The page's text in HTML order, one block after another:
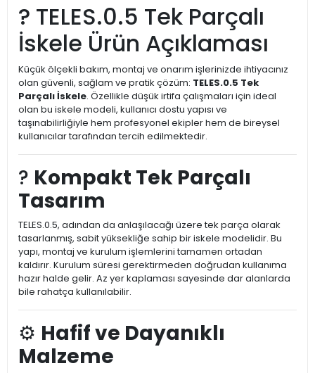
?️ TELES.0.5 Tek Parçalı
İskele Ürün Açıklaması
Küçük ölçekli bakım, montaj ve onarım işlerinizde ihtiyacınız
olan güvenli, sağlam ve pratik çözüm: TELES.0.5 Tek
Parçalı İskele. Özellikle düşük irtifa çalışmaları için ideal
olan bu iskele modeli, kullanıcı dostu yapısı ve
taşınabilirliğiyle hem profesyonel ekipler hem de bireysel
kullanıcılar tarafından tercih edilmektedir.
? Kompakt Tek Parçalı
Tasarım
TELES.0.5, adından da anlaşılacağı üzere tek parça olarak
tasarlanmış, sabit yüksekliğe sahip bir iskele modelidir. Bu
yapı, montaj ve kurulum işlemlerini tamamen ortadan
kaldırır. Kurulum süresi gerektirmeden doğrudan kullanıma
hazır halde gelir. Az yer kaplaması sayesinde dar alanlarda
bile rahatça kullanılabilir.
⚙️ Hafif ve Dayanıklı
Malzeme